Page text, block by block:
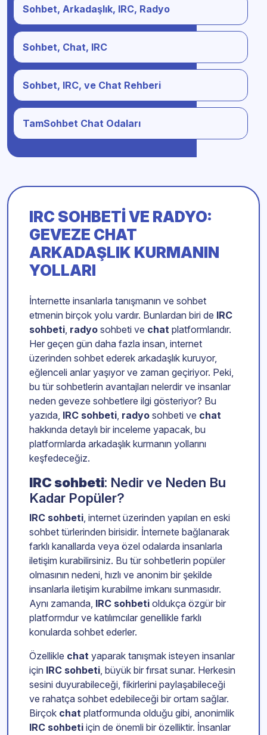
Sohbet, Arkadaşlık, IRC, Radyo
Sohbet, Chat, IRC
Sohbet, IRC, ve Chat Rehberi
TamSohbet Chat Odaları
IRC SOHBETIVE RADYO:
GEVEZE CHAT
ARKADAŞLIK KURMANIN
YOLLARI
İnternette insanlarla tanışmanın ve sohbet
etmenin birçok yolu vardır. Bunlardan biri de IRC
sohbeti, radyo sohbeti ve chat platformlarıdır.
Her geçen gün daha fazla insan, internet
üzerinden sohbet ederek arkadaşlık kuruyor,
eğlenceli anlar yaşıyor ve zaman geçiriyor. Peki,
bu tür sohbetlerin avantajları nelerdir ve insanlar
neden geveze sohbetlere ilgi gösteriyor? Bu
yazıda, IRC sohbeti, radyo sohbeti ve chat
hakkında detaylı bir inceleme yapacak, bu
platformlarda arkadaşlık kurmanın yollarını
keşfedeceğiz.
IRC sohbeti: Nedir ve Neden Bu
Kadar Popüler?
IRC sohbeti, internet üzerinden yapılan en eski
sohbet türlerinden birisidir. İnternete bağlanarak
farklı kanallarda veya özel odalarda insanlarla
iletişim kurabilirsiniz. Bu tür sohbetlerin popüler
olmasının nedeni, hızlı ve anonim bir şekilde
insanlarla iletişim kurabilme imkanı sunmasıdır.
Aynı zamanda, IRC sohbeti oldukça özgür bir
platformdur ve katılımcılar genellikle farklı
konularda sohbet ederler.
Özellikle chat yaparak tanışmak isteyen insanlar
için IRC sohbeti, büyük bir fırsat sunar. Herkesin
sesini duyurabileceği, fikirlerini paylaşabileceği
ve rahatça sohbet edebileceği bir ortam sağlar.
Birçok chat platformunda olduğu gibi, anonimlik
IRC sohbeti için de önemli bir özelliktir. İnsanlar